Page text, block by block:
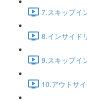
7.スキップイ
8.インサイド
9.スキップイ
10.アウトサ